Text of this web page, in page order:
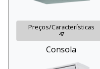
Preços/Características
47
Consola